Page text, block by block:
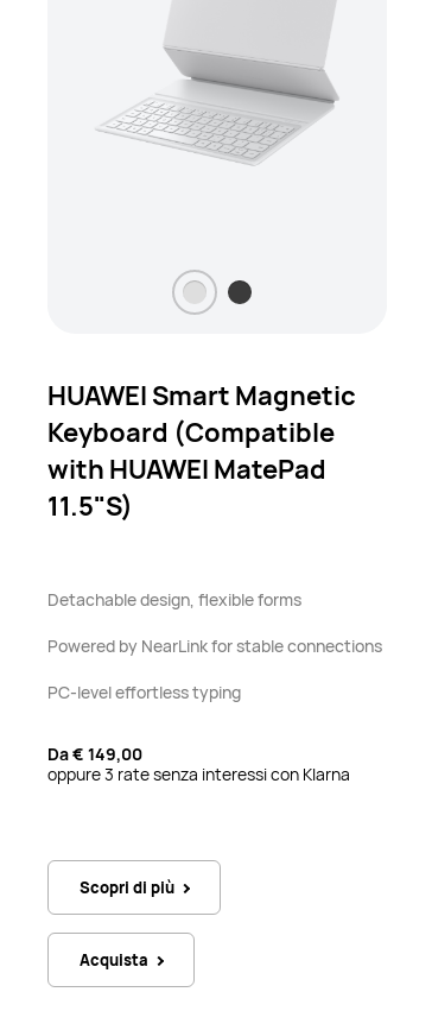
HUAWEI Smart Magnetic
Keyboard (Compatible
with HUAWEI MatePad
11.5"S)
Detachable design, flexible forms
Powered by NearLink for stable connections
PC-level effortless typing
Da€ 149,00
oppure 3 rate senza interessi con Klarna
Scopri di più
Acquista